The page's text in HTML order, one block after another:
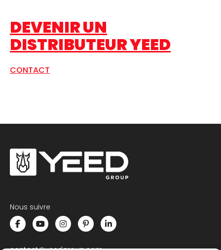
DEVENIR UN
DISTRIBUTEUR YEED
CONTACT
Nous suivre